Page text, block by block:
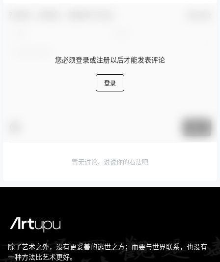
您必须登录或注册以后才能发表评论
登录
暂无讨论，说说你的看法吧
除了艺术之外，没有更妥善的逃世之方；而要与世界联系，也没有
一种方法比艺术更好。